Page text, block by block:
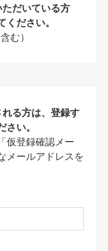
だいている方
ください。
む）
る方は、登録す
い。
仮登録確認メー
メールアドレスを